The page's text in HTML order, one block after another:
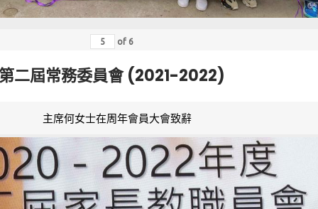
of 6
二屆常務委員會 (2021-2022)
主席何女士在周年會員大會致辭